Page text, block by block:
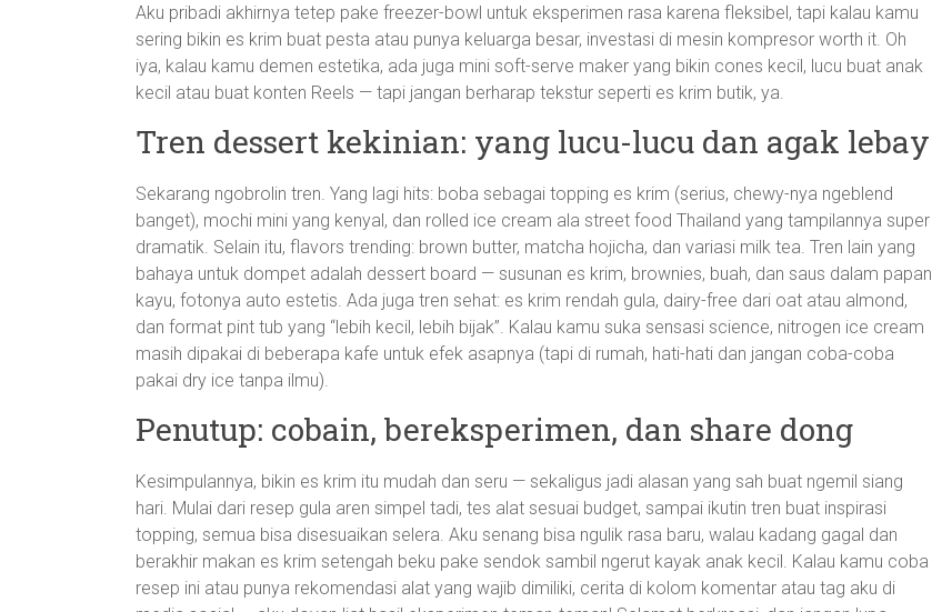
Aku pribadi akhirnya tetep pake freezer-bowl untuk eksperimen rasa karena fleksibel, tapi kalau kamu
sering bikin es krim buat pesta atau punya keluarga besar, investasi di mesin kompresor worth it. Oh
iya, kalau kamu demen estetika, ada juga mini soft-serve maker yang bikin cones kecil, lucu buat anak
kecil atau buat konten Reels — tapi jangan berharap tekstur seperti es krim butik, ya.
Tren dessert kekinian: yang lucu-lucu dan agak lebay
Sekarang ngobrolin tren. Yang lagi hits: boba sebagai topping es krim (serius, chewy-nya ngeblend
banget), mochi mini yang kenyal, dan rolled ice cream ala street food Thailand yang tampilannya super
dramatik. Selain itu, flavors trending: brown butter, matcha hojicha, dan variasi milk tea. Tren lain yang
bahaya untuk dompet adalah dessert board — susunan es krim, brownies, buah, dan saus dalam papan
kayu, fotonya auto estetis. Ada juga tren sehat: es krim rendah gula, dairy-free dari oat atau almond,
dan format pint tub yang “lebih kecil, lebih bijak”. Kalau kamu suka sensasi science, nitrogen ice cream
masih dipakai di beberapa kafe untuk efek asapnya (tapi di rumah, hati-hati dan jangan coba-coba
pakai dry ice tanpa ilmu).
Penutup: cobain, bereksperimen, dan share dong
Kesimpulannya, bikin es krim itu mudah dan seru — sekaligus jadi alasan yang sah buat ngemil siang
hari. Mulai dari resep gula aren simpel tadi, tes alat sesuai budget, sampai ikutin tren buat inspirasi
topping, semua bisa disesuaikan selera. Aku senang bisa ngulik rasa baru, walau kadang gagal dan
berakhir makan es krim setengah beku pake sendok sambil ngerut kayak anak kecil. Kalau kamu coba
resep ini atau punya rekomendasi alat yang wajib dimiliki, cerita di kolom komentar atau tag aku di